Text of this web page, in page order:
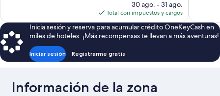
precio
actual
es
de
$96
30 ago. - 31 ago.
Total con impuestos y cargos
Inicia sesión y reserva para acumular crédito OneKeyCash en
miles de hoteles. ¡Más recompensas te llevan a más aventuras!
Iniciar sesión Registrarme gratis
Información de la zona